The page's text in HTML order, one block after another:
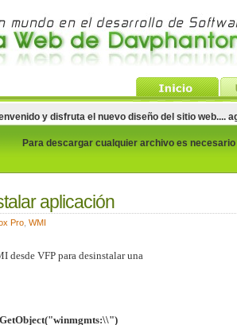
y disfruta el nuevo diseño del sitio web....
Para descargar cualquier archivo es
aplicación
Pro, WMI
desde VFP para desinstalar una